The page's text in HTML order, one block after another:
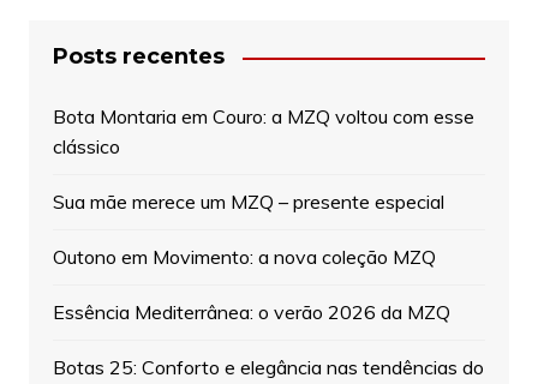
Posts recentes
Bota Montaria em Couro: a MZQ voltou com esse
clássico
Sua mãe merece um MZQ – presente especial
Outono em Movimento: a nova coleção MZQ
Essência Mediterrânea: o verão 2026 da MZQ
Botas 25: Conforto e elegância nas tendências do